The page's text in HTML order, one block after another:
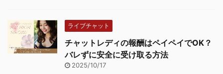
ライブチャット
チャットレディの報酬はペイペイでOK？
バレずに安全に受け取る方法
2025/10/17